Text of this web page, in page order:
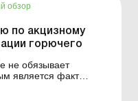
обзор
по акцизному
горючего
не обязывает
является факт
Больше по теме: